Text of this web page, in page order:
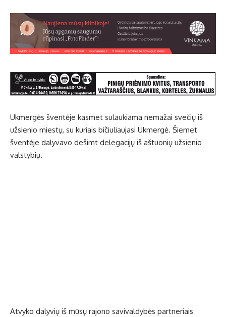
Ukmergės šventėje kasmet sulaukiama nemažai svečių iš
užsienio miestų, su kuriais bičiuliaujasi Ukmergė. Šiemet
šventėje dalyvavo dešimt delegacijų iš aštuonių užsienio
valstybių.
Atvyko dalyvių iš mūsų rajono savivaldybės partneriais